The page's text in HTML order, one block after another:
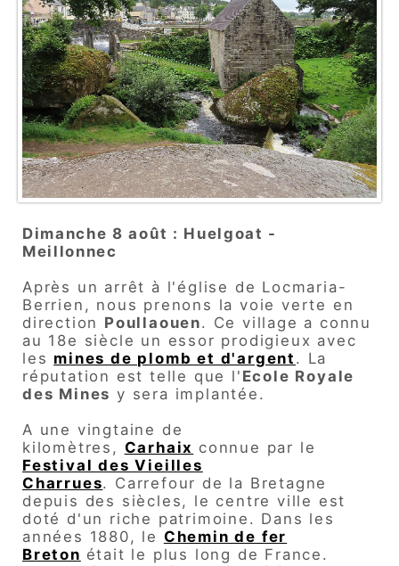
Dimanche 8 août : Huelgoat -
Meillonnec
Après un arrêt à l'église de Locmaria-
Berrien, nous prenons la voie verte en
direction Poullaouen. Ce village a connu
au 18e siècle un essor prodigieux avec
les mines de plomb et d'argent . La
réputation est telle que l' Ecole Royale
des Mines y sera implantée.
A une vingtaine de
kilomètres, Carhaix connue par le
Festival des Vieilles
Charrues. Carrefour de la Bretagne
depuis des siècles, le centre ville est
doté d'un riche patrimoine. Dans les
années 1880, le Chemin de fer
Breton était le plus long de France.